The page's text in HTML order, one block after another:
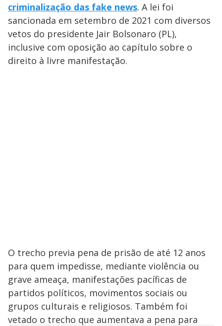
criminalização das fake news. A lei foi
sancionada em setembro de 2021 com diversos
vetos do presidente Jair Bolsonaro (PL),
inclusive com oposição ao capítulo sobre o
direito à livre manifestação.
O trecho previa pena de prisão de até 12 anos
para quem impedisse, mediante violência ou
grave ameaça, manifestações pacíficas de
partidos políticos, movimentos sociais ou
grupos culturais e religiosos. Também foi
vetado o trecho que aumentava a pena para